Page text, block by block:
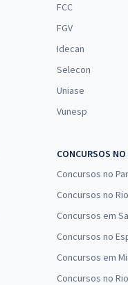
FCC
FGV
Idecan
Selecon
Uniase
Vunesp
CONCURSOS
Concursos no
Concursos no
Concursos em
Concursos no
Concursos em
Concursos no